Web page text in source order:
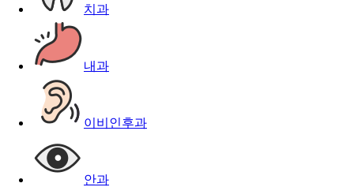
치과
내과
이비인후과
안과